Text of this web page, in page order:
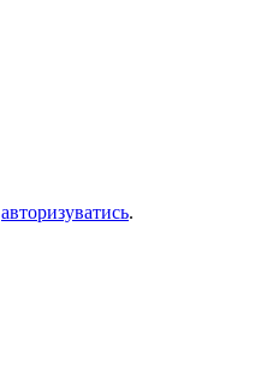
авторизуватись.